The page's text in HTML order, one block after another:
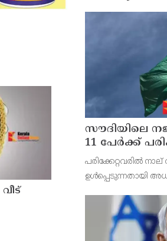
പണവും
സൗദിയിലെ
11 പേര്‍ക്ക്
പരിക്കേറ്റവരില്‍
ഉള്‍പ്പെടുന്നതായി